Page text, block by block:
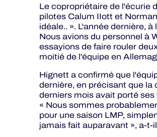
Le copropriétaire de l'écurie
pilotes Calum IIott et
idéale.. ». L'année dernière,
Nous avions du personnel à
essayions de faire rouler
moitié de l'équipe en
Hignett a confirmé que
dernière, en précisant que
derniers mois avait porté ses
« Nous sommes
pour une saison LMP,
jamais fait auparavant », a-t-